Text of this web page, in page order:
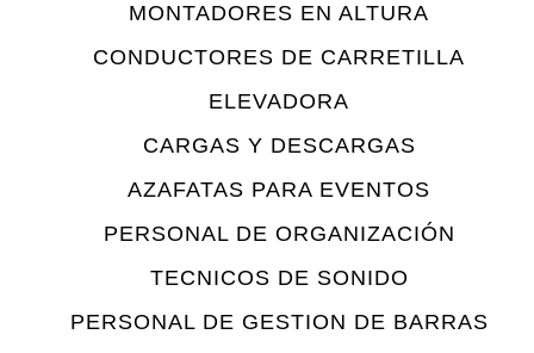
MONTADORES EN ALTURA
CONDUCTORES DE CARRETILLA
ELEVADORA
CARGAS Y DESCARGAS
AZAFATAS PARA EVENTOS
PERSONAL DE ORGANIZACIÓN
TECNICOS DE SONIDO
PERSONAL DE GESTION DE BARRAS